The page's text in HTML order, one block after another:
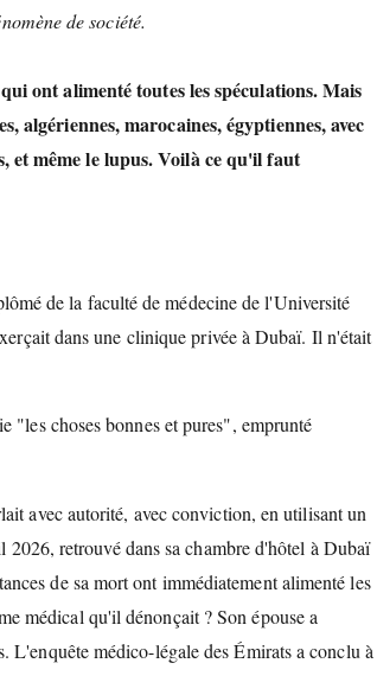
de société.
ont alimenté toutes les spéculations. Mais
algériennes, marocaines, égyptiennes, avec
et même le lupus. Voilà ce qu'il faut
de la faculté de médecine de l'Université
dans une clinique privée à Dubaï. Il n'était
"les choses bonnes et pures", emprunté
avec autorité, avec conviction, en utilisant un
retrouvé dans sa chambre d'hôtel à Dubaï
de sa mort ont immédiatement alimenté les
médical qu'il dénonçait ? Son épouse a
médico-légale des Émirats a conclu à